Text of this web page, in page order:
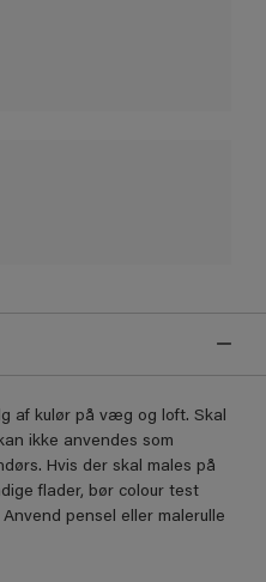
af kulør på væg og loft. Skal
ikke anvendes som
Hvis der skal males på
flader, bør colour test
pensel eller malerulle